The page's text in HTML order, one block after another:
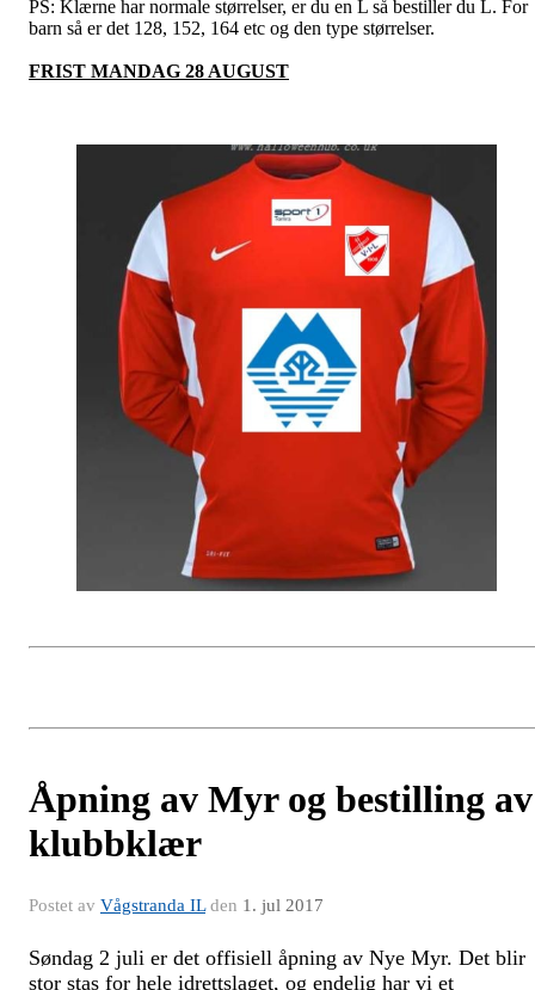
PS: Klærne har normale størrelser, er du en L så bestiller du L. For
barn så er det 128, 152, 164 etc og den type størrelser.
FRIST MANDAG 28 AUGUST
Åpning av Myr og bestilling av
klubbklær
Postet av Vågstranda ILden 1. jul 2017
Søndag 2 juli er det offisiell åpning av Nye Myr. Det blir
stor stas for hele idrettslaget, og endelig har vi et